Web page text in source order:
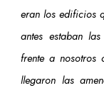
eran los edificios
antes estaban
frente a nosotros
llegaron las